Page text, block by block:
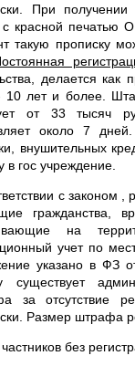
При
с красной печатью
такую прописку
делается
лет и более.
от 33 тысяч
около 7
внушительных
в гос учреждение.
с законом
гражданства,
на
учет по
указано в ФЗ
существует
за отсутствие
Размер штрафа
частников без